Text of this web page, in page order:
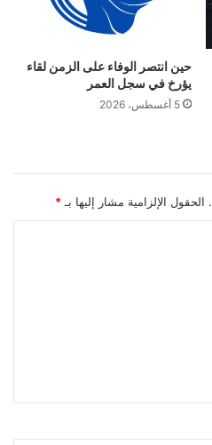
حين انتصر الوفاء على الزمن لقاء
يؤرخ في سجل العمر
5 أغسطس، 2026
الحقول الإلزامية مشار إليها بـ*